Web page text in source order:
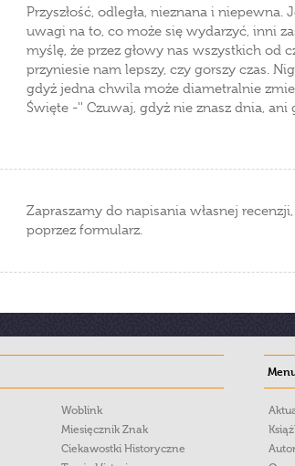
Przyszłość, odległa, nieznana i
uwagi na to, co może się wydarzyć, inni
myślę, że przez głowy nas wszystkich od
przyniesie nam lepszy, czy gorszy czas.
gdyż jedna chwila może diametralnie
Święte -'' Czuwaj, gdyż nie znasz dnia, ani
Zapraszamy do napisania własnej
poprzez formularz.
Woblink
Miesięcznik Znak
Ciekawostki Historyczne